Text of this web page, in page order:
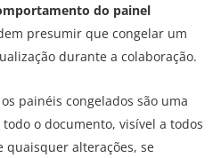
do painel
presumir que congelar um
durante a colaboração.
painéis congelados são uma
o documento, visível a todos
quaisquer alterações, se